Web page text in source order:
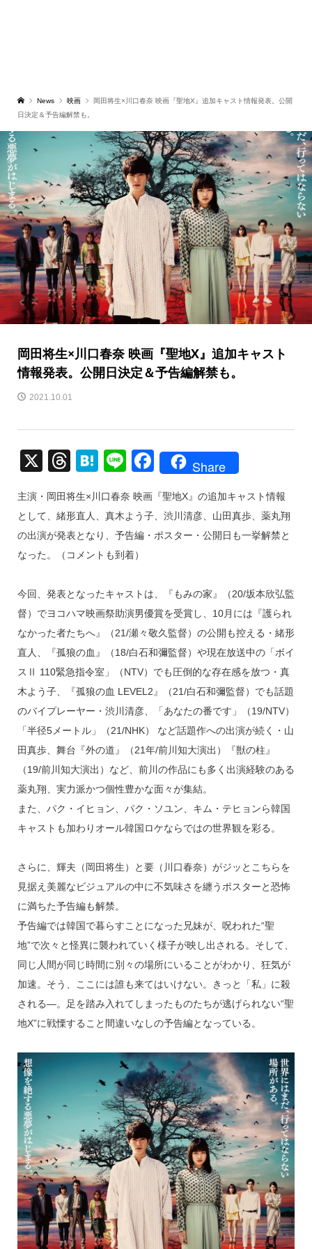
News 映画
岡田将生×川口春奈 映画『聖地X』追加キャスト情報発表。公開
日決定＆予告編解禁も。
岡田将生×川口春奈 映画『聖地X』追加キャスト
情報発表。公開日決定＆予告編解禁も。
2021.10.01
X
T
e
a
d
H
e
n
a
Li
e
F
c
e
o
k
Share
主演・岡田将生×川口春奈 映画『聖地X』の追加キャスト情報
として、緒形直人、真木よう子、渋川清彦、山田真歩、薬丸翔
の出演が発表となり、予告編・ポスター・公開日も一挙解禁と
なった。（コメントも到着）
今回、発表となったキャストは、『もみの家』（20/坂本欣弘監
督）でヨコハマ映画祭助演男優賞を受賞し、10月には『護られ
なかった者たちへ』（21/瀬々敬久監督）の公開も控える・緒形
直人、『孤狼の血』（18/白石和彌監督）や現在放送中の「ボイ
スⅡ 110緊急指令室」（NTV）でも圧倒的な存在感を放つ・真
木よう子、『孤狼の血 LEVEL2』（21/白石和彌監督）でも話題
のバイプレーヤー・渋川清彦、「あなたの番です」（19/NTV）
「半径5メートル」（21/NHK） など話題作への出演が続く・山
田真歩、舞台『外の道』（21年/前川知大演出）『獣の柱』
（19/前川知大演出）など、前川の作品にも多く出演経験のある
薬丸翔、実力派かつ個性豊かな面々が集結。
また、パク・イヒョン、パク・ソユン、キム・テヒョンら韓国
キャストも加わりオール韓国ロケならではの世界観を彩る。
さらに、輝夫（岡田将生）と要（川口春奈）がジッとこちらを
見据え美麗なビジュアルの中に不気味さを纏うポスターと恐怖
に満ちた予告編も解禁。
予告編では韓国で暮らすことになった兄妹が、呪われた“聖
地”で次々と怪異に襲われていく様子が映し出される。そして、
同じ人間が同じ時間に別々の場所にいることがわかり、狂気が
加速。そう、ここには誰も来てはいけない。きっと「私」に殺
される—。足を踏み入れてしまったものたちが逃げられない“聖
地X”に戦慄すること間違いなしの予告編となっている。